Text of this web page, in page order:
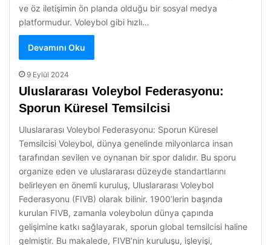
ve öz iletişimin ön planda olduğu bir sosyal medya
platformudur. Voleybol gibi hızlı…
Devamını Oku
9 Eylül 2024
Uluslararası Voleybol Federasyonu:
Sporun Küresel Temsilcisi
Uluslararası Voleybol Federasyonu: Sporun Küresel
Temsilcisi Voleybol, dünya genelinde milyonlarca insan
tarafından sevilen ve oynanan bir spor dalıdır. Bu sporu
organize eden ve uluslararası düzeyde standartlarını
belirleyen en önemli kuruluş, Uluslararası Voleybol
Federasyonu (FIVB) olarak bilinir. 1900’lerin başında
kurulan FIVB, zamanla voleybolun dünya çapında
gelişimine katkı sağlayarak, sporun global temsilcisi haline
gelmiştir. Bu makalede, FIVB’nin kuruluşu, işleyişi,